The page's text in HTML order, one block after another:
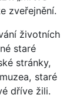
zveřejnění.
životních
staré
stránky,
staré
dříve žili.